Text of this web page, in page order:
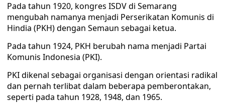
Pada tahun 1920, kongres ISDV di Semarang
mengubah namanya menjadi Perserikatan Komunis di
Hindia (PKH) dengan Semaun sebagai ketua.
Pada tahun 1924, PKH berubah nama menjadi Partai
Komunis Indonesia (PKI).
PKI dikenal sebagai organisasi dengan orientasi radikal
dan pernah terlibat dalam beberapa pemberontakan,
seperti pada tahun 1928, 1948, dan 1965.